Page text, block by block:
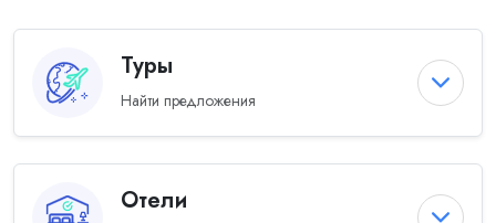
Туры
Найти предложения
Отели